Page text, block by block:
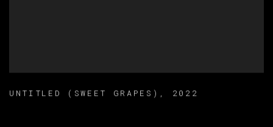
UNTITLED (SWEET GRAPES) , 2022